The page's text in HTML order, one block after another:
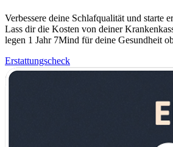
Verbessere deine Schlafqualität und starte
Lass dir die Kosten von deiner
legen 1 Jahr 7Mind für deine Gesundheit
Erstattungscheck